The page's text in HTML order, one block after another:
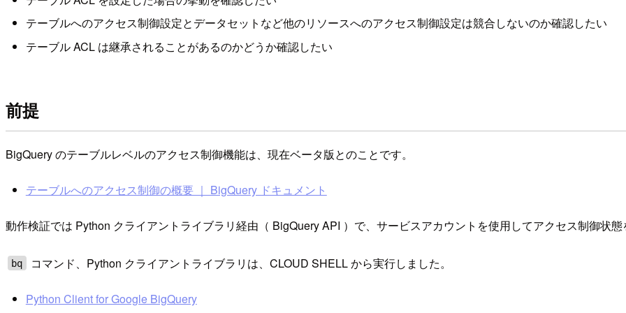
テーブルへのアクセス制御設定とデータセットなど他のリソースへのアクセス制御設定は競合しないのか確認したい
テーブル ACL は継承されることがあるのかどうか確認したい
前提
BigQuery のテーブルレベルのアクセス制御機能は、現在ベータ版とのことです。
テーブルへのアクセス制御の概要 ｜ BigQuery ドキュメント
動作検証では Python クライアントライブラリ経由（ BigQuery API ）で、サービスアカウントを使用してアクセス制御状態
bq コマンド、Python クライアントライブラリは、CLOUD SHELL から実行しました。
Python Client for Google BigQuery